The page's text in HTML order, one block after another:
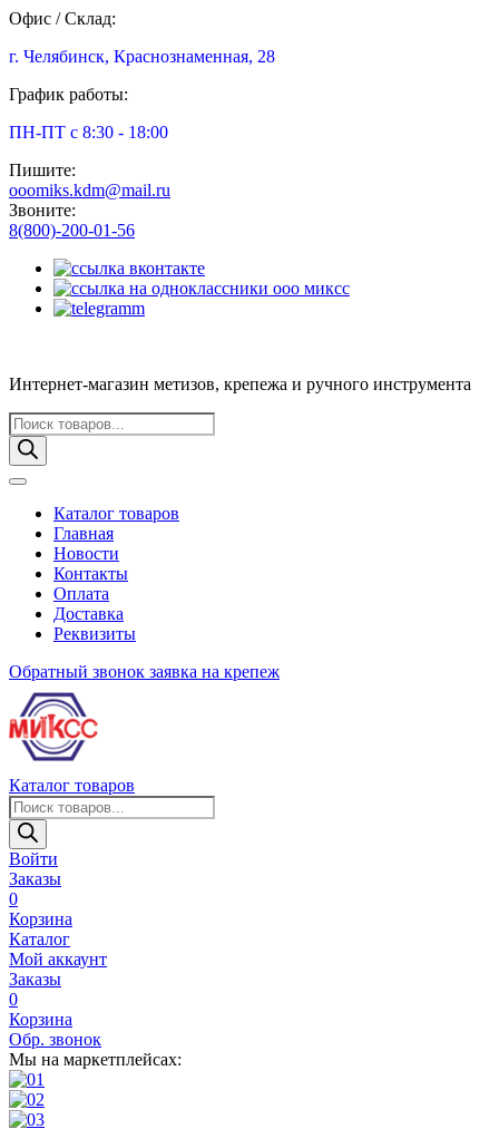
Офис / Склад:
г. Челябинск, Краснознаменная, 28
График работы:
ПН-ПТ с 8:30 - 18:00
Пишите:
ooomiks.kdm@mail.ru
Звоните:
8(800)-200-01-56
Интернет-магазин метизов, крепежа и ручного инструмента
Поиск
товаров
Каталог товаров
Главная
Новости
Контакты
Оплата
Доставка
Реквизиты
Обратный звонок заявка на крепеж
Каталог товаров
Поиск
товаров
Войти
Заказы
0
Корзина
Каталог
Мой аккаунт
Заказы
0
Корзина
Обр. звонок
Мы на маркетплейсах: